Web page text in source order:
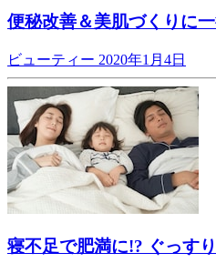
便秘改善＆美肌づくりに
ビューティー 2020年1月4日
寝不足で肥満に!? ぐっす